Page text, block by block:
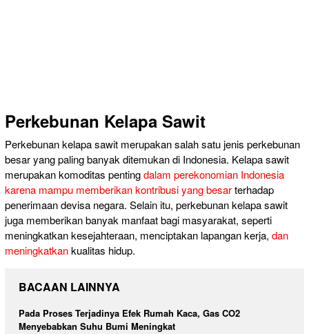
Perkebunan Kelapa Sawit
Perkebunan kelapa sawit merupakan salah satu jenis perkebunan
besar yang paling banyak ditemukan di Indonesia. Kelapa sawit
merupakan komoditas pentingdalam perekonomian Indonesia
karena mampu memberikan kontribusi yang besarterhadap
penerimaan devisa negara. Selain itu, perkebunan kelapa sawit
juga memberikan banyak manfaat bagi masyarakat, seperti
meningkatkan kesejahteraan, menciptakan lapangan kerja, dan
meningkatkankualitas hidup.
BACAAN LAINNYA
Pada Proses Terjadinya Efek Rumah Kaca, Gas CO2
Menyebabkan Suhu Bumi Meningkat